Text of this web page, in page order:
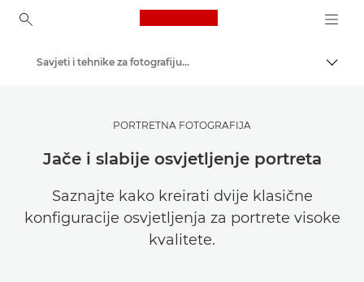
Canon Logo, back to
Pronađite inspiraciju | Savjeti za fotografiranje i ispisivanje te vodiči za kupce
Savjeti i tehnike za fotografiju i ispisivanje
PORTRETNA FOTOGRAFIJA
Jače i slabije osvjetljenje portreta
Saznajte kako kreirati dvije klasične
konfiguracije osvjetljenja za portrete visoke
kvalitete.